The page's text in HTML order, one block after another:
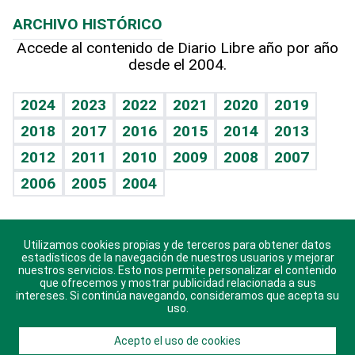
Hablando con el pediatra
Vida y familia
Eñe
Celebrando la vida
Sin complejos
En pocas palabras
Escuchando al corazón
Economía Personal
Línea de hit
TBT Deportivo
Lecturas
Hecho en casa
Guía del dinero
Cumpleaños
Horóscopos
Juegos
ARCHIVO HISTÓRICO
Accede al contenido de Diario Libre año por año
desde el 2004.
2024 2023 2022 2021 2020
2019
2018
2017 2016 2015 2014
2013
2012
2011 2010 2009 2008
2007
2006
2005 2004
Descarga nuestras aplicaciones para Android, iOS y
sistema Huawei.
Utilizamos cookies propias y de terceros para obtener datos
estadísticos de la navegación de nuestros usuarios y mejorar
nuestros servicios. Esto nos permite personalizar el contenido
que ofrecemos y mostrar publicidad relacionada a sus
intereses. Si continúa navegando, consideramos que acepta su
uso.
Acepto el uso de cookies